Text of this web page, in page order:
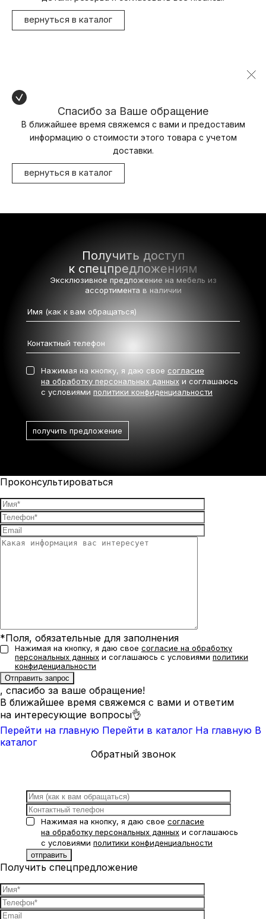
вернуться в каталог
Спасибо за Ваше обращение
В ближайшее время свяжемся с вами и предоставим
информацию о стоимости этого товара с учетом
доставки.
вернуться в каталог
Получить доступ
к спецпредложениям
Эксклюзивное предложение на мебель из
ассортимента в наличии
Нажимая на кнопку, я даю свое согласие
на обработку персональных данных и соглашаюсь
с условиями политики конфиденциальности
Проконсультироваться
*Поля, обязательные для заполнения
Нажимая на кнопку, я даю свое согласие на обработку
персональных данных и соглашаюсь с условиями политики
конфиденциальности
, спасибо за ваше обращение!
В ближайшее время свяжемся с вами и ответим
на интересующие вопросы👌
Перейти на главную Перейти в каталог На главную В
каталог
Обратный звонок
Нажимая на кнопку, я даю свое согласие
на обработку персональных данных и соглашаюсь
с условиями политики конфиденциальности
Получить спецпредложение